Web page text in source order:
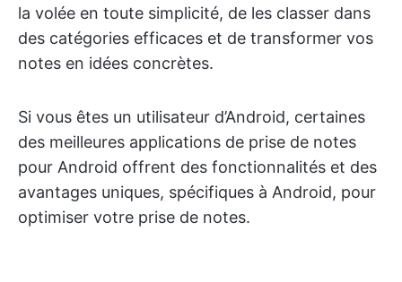
la volée en toute simplicité, de les classer dans
des catégories efficaces et de transformer vos
notes en idées concrètes.
Si vous êtes un utilisateur d’Android, certaines
des meilleures applications de prise de notes
pour Android offrent des fonctionnalités et des
avantages uniques, spécifiques à Android, pour
optimiser votre prise de notes.